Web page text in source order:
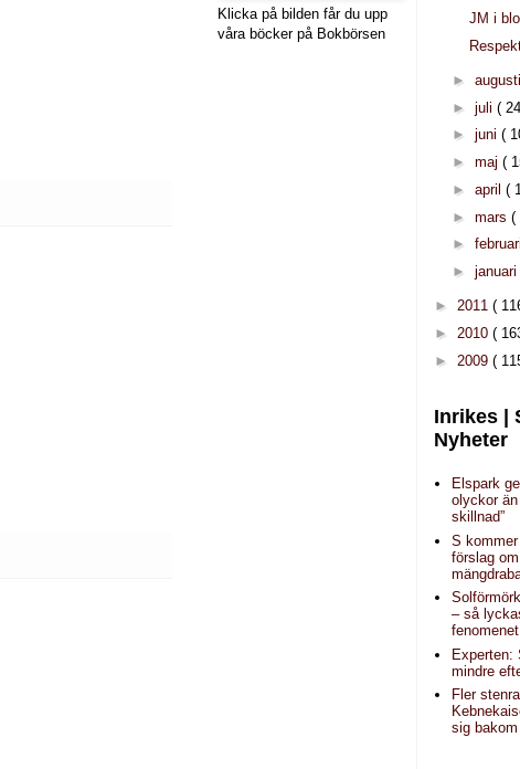
Klicka på bilden får du upp
våra böcker på Bokbörsen
JM i
►
► juli (
► juni (
► maj (
► april (
► mars (
►
► januari
► 2011 (
► 2010 (
► 2009 (
Inrikes |
Nyheter
Elspark
olyckor
skillnad”
S
förslag
– så
fenomenet
Experten:
mindre
Fler
sig bakom